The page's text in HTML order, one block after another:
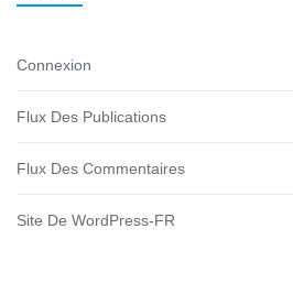
Connexion
Flux Des Publications
Flux Des Commentaires
Site De WordPress-FR